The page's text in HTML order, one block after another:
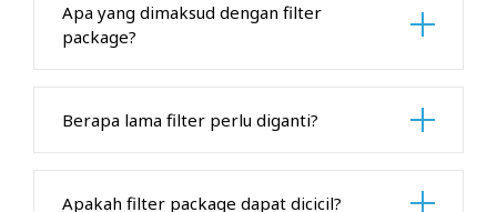
Apa yang dimaksud dengan filter
package?
Berapa lama filter perlu diganti?
Apakah filter package dapat dicicil?